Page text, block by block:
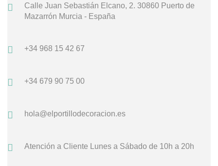
Calle Juan Sebastián Elcano, 2. 30860 Puerto de
Mazarrón Murcia - España
+34 968 15 42 67
+34 679 90 75 00
hola@elportillodecoracion.es
Atención a Cliente Lunes a Sábado de 10h a 20h